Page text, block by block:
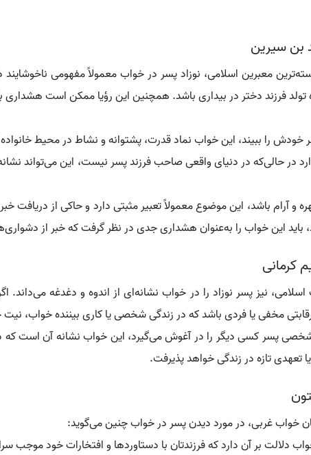
بن سیرین
معبرین اسلامی، نوزاد پسر در خواب معمولاً مفهومی
فرزند دختر در بیداری باشد. همچنین این رؤیا ممکن است هشداری
خودش را ببیند، این خواب نماد قدرت، پشتوانه و نشاط در محیط
در حالی‌که در دنیای واقعی صاحب فرزند پسر نیست، این می‌تواند
و آرام باشد، این موضوع معمولاً تعبیر مثبتی دارد و حاکی از دریافت
باید این خواب را به‌عنوان هشداری جدی در نظر گرفت که خبر از
کرمانی
اسلامی، نیز پسر نوزاد را در خواب نشانه‌ای از اندوه و دغدغه
مخفی یا فردی باشد که در زندگی شخصی یا کاری بیننده خواب، نیت
پسر کسی دیگر را در آغوش می‌گیرد، این خواب نشانه آن است که در
تعهدی تازه در زندگی خواهد پذیرفت.
خواب غربی، در مورد دیدن پسر در خواب چنین می‌گوید:
دلالت بر آن دارد که فرزندتان با دستاوردها و افتخارات خود موجب